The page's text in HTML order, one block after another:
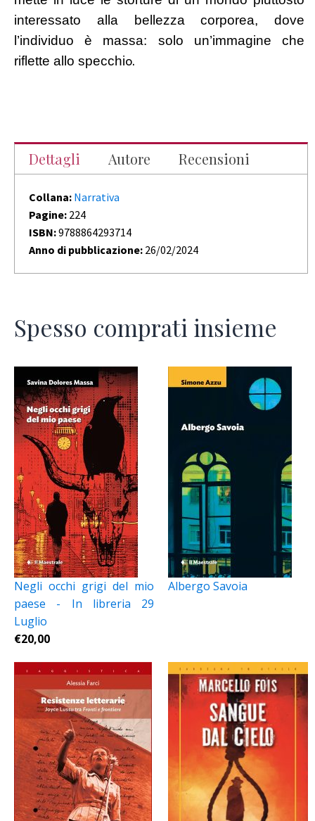
interessato alla bellezza corporea, dove
l’individuo è massa: solo un’immagine che
riflette allo specchio.
Dettagli Autore Recensioni
Collana: Narrativa
Pagine: 224
ISBN:9788864293714
Anno di pubblicazione: 26/02/2024
Spesso comprati insieme
Negli occhi grigi del mio
paese - In libreria 29
Luglio
€20,00
Albergo Savoia